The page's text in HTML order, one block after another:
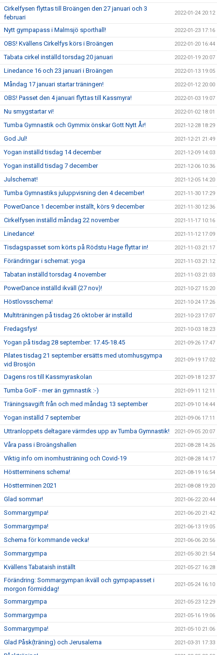
Cirkelfysen flyttas till Broängen den 27 januari och 3
februari
2022-01-24 20:12
Nytt gympapass i Malmsjö sporthall! 2022-01-23 17:16
OBS! Kvällens Cirkelfys körs i Broängen 2022-01-20 16:44
Tabata cirkel inställd torsdag 20 januari 2022-01-19 20:07
Linedance 16 och 23 januari i Broängen 2022-01-13 19:05
Måndag 17 januari startar träningen! 2022-01-12 20:00
OBS! Passet den 4 januari flyttas till Kassmyra! 2022-01-03 19:07
Nu smygstartar vi! 2022-01-02 18:01
Tumba Gymnastik och Gymmix önskar Gott Nytt År! 2021-12-28 18:29
God Jul! 2021-12-21 21:49
Yogan inställd tisdag 14 december 2021-12-09 14:03
Yogan inställd tisdag 7 december 2021-12-06 10:36
Julschemat! 2021-12-05 14:20
Tumba Gymnastiks juluppvisning den 4 december! 2021-11-30 17:29
PowerDance 1 december inställt, körs 9 december 2021-11-30 12:36
Cirkelfysen inställd måndag 22 november 2021-11-17 10:16
Linedance! 2021-11-12 17:09
Tisdagspasset som körts på Rödstu Hage flyttar in! 2021-11-03 21:17
Förändringar i schemat: yoga 2021-11-03 21:12
Tabatan inställd torsdag 4 november 2021-11-03 21:03
PowerDance inställd ikväll (27 nov)! 2021-10-27 15:20
Höstlovsschema! 2021-10-24 17:26
Multiträningen på tisdag 26 oktober är inställd 2021-10-23 17:07
Fredagsfys! 2021-10-03 18:23
Yogan på tisdag 28 september: 17.45-18.45 2021-09-26 17:47
Pilates tisdag 21 september ersätts med utomhusgympa
vid Brosjön
2021-09-19 17:02
Dagens ros till Kassmyraskolan 2021-09-18 12:37
Tumba GoIF - mer än gymnastik :-) 2021-09-11 12:11
Träningsavgift från och med måndag 13 september 2021-09-10 14:44
Yogan inställd 7 september 2021-09-06 17:11
Uttranloppets deltagare värmdes upp av Tumba Gymnastik! 2021-09-05 20:07
Våra pass i Broängshallen 2021-08-28 14:26
Viktig info om inomhusträning och Covid-19 2021-08-28 14:17
Höstterminens schema! 2021-08-19 16:54
Höstterminen 2021 2021-08-08 19:20
Glad sommar! 2021-06-22 20:44
Sommargympa! 2021-06-20 21:42
Sommargympa! 2021-06-13 19:05
Schema för kommande vecka! 2021-06-06 20:56
Sommargympa 2021-05-30 21:54
Kvällens Tabataish inställt 2021-05-27 16:28
Förändring: Sommargympan ikväll och gympapasset i
morgon förmiddag!
2021-05-24 16:10
Sommargympa 2021-05-23 12:29
Sommargympa 2021-05-16 19:06
Sommargympa! 2021-05-10 21:06
Glad Påsk(träning) och Jerusalema 2021-03-31 17:33